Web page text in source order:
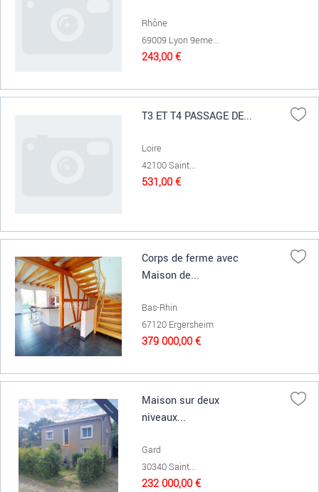
Rhône
69009 Lyon 9eme...
243,00 €
T3 ET T4 PASSAGE DE...
Loire
42100 Saint...
531,00 €
Corps de ferme avec
Maison de...
Bas-Rhin
67120 Ergersheim
379 000,00 €
Maison sur deux
niveaux...
Gard
30340 Saint...
232 000,00 €